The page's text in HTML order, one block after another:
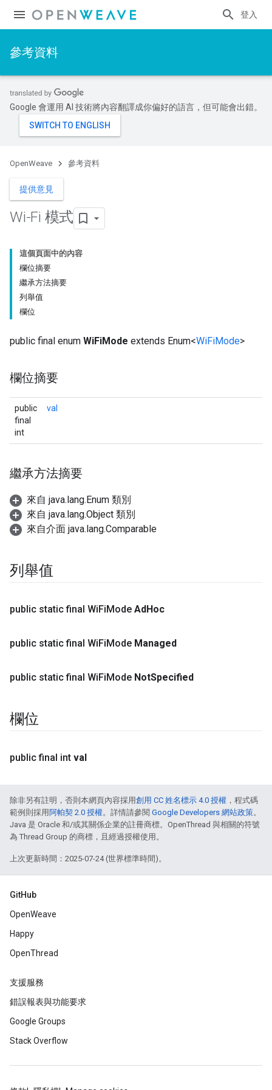
登入
參考資料
Google 會運用 AI 技術將內容翻譯成你偏好的語言，但可能會出錯。
OpenWeave 參考資料
提供意見
Wi-Fi 模式
這個頁面中的內容
欄位摘要
繼承方法摘要
列舉值
欄位
public final enum WiFiMode extends Enum<WiFiMode>
欄位摘要
public
final
int
val
繼承方法摘要
來自 java.lang.Enum 類別
來自 java.lang.Object 類別
來自介面 java.lang.Comparable
列舉值
public static final WiFiMode AdHoc
public static final WiFiMode Managed
public static final WiFiMode NotSpecified
欄位
public final int val
除非另有註明，否則本網頁內容採用創用 CC 姓名標示 4.0 授權 ，程式碼
範例則採用 阿帕契 2.0 授權。詳情請參閱 Google Developers 網站政策。
Java 是 Oracle 和/或其關係企業的註冊商標。OpenThread 與相關的符號
為 Thread Group 的商標，且經過授權使用。
上次更新時間：2025-07-24 (世界標準時間)。
GitHub
OpenWeave
Happy
OpenThread
支援服務
錯誤報表與功能要求
Google Groups
Stack Overflow